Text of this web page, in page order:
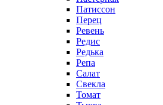
Патиссон
Перец
Ревень
Редис
Редька
Репа
Салат
Свекла
Томат